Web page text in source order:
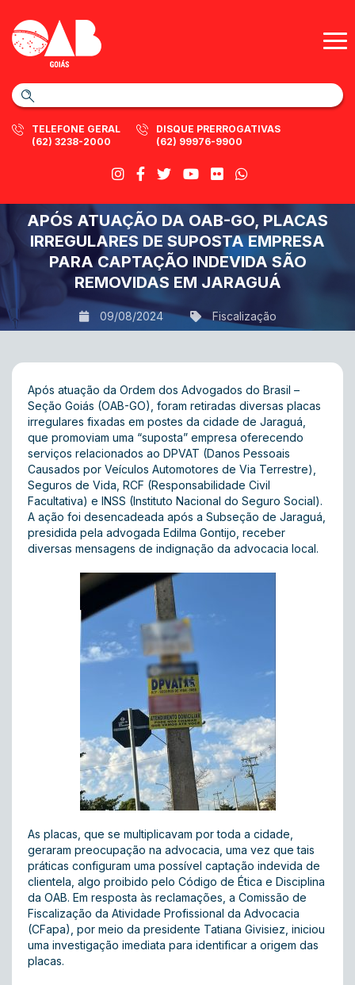
TELEFONE GERAL
(62) 3238-2000
DISQUE PRERROGATIVAS
(62) 99976-9900
APÓS ATUAÇÃO DA OAB-GO, PLACAS
IRREGULARES DE SUPOSTA EMPRESA
PARA CAPTAÇÃO INDEVIDA SÃO
REMOVIDAS EM JARAGUÁ
09/08/2024 Fiscalização
Após atuação da Ordem dos Advogados do Brasil –
Seção Goiás (OAB-GO), foram retiradas diversas placas
irregulares fixadas em postes da cidade de Jaraguá,
que promoviam uma “suposta” empresa oferecendo
serviços relacionados ao DPVAT (Danos Pessoais
Causados por Veículos Automotores de Via Terrestre),
Seguros de Vida, RCF (Responsabilidade Civil
Facultativa) e INSS (Instituto Nacional do Seguro Social).
A ação foi desencadeada após a Subseção de Jaraguá,
presidida pela advogada Edilma Gontijo, receber
diversas mensagens de indignação da advocacia local.
As placas, que se multiplicavam por toda a cidade,
geraram preocupação na advocacia, uma vez que tais
práticas configuram uma possível captação indevida de
clientela, algo proibido pelo Código de Ética e Disciplina
da OAB. Em resposta às reclamações, a Comissão de
Fiscalização da Atividade Profissional da Advocacia
(CFapa), por meio da presidente Tatiana Givisiez, iniciou
uma investigação imediata para identificar a origem das
placas.